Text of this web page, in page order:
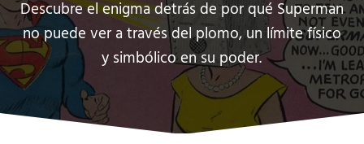
Descubre el enigma detrás de por qué Superman
no puede ver a través del plomo, un límite físico
y simbólico en su poder.